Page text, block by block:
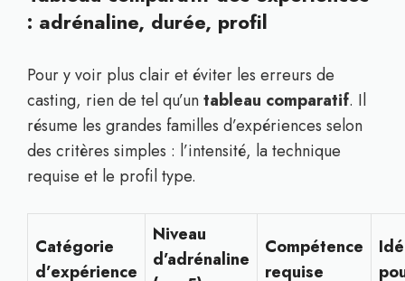
: adrénaline, durée, profil
Pour y voir plus clair et éviter les erreurs de
casting, rien de tel qu’untableau comparatif. Il
résume les grandes familles d’expériences selon
des critères simples : l’intensité, la technique
requise et le profil type.
Catégorie
d’expérience
Niveau
d’adrénaline
Compétence
requise